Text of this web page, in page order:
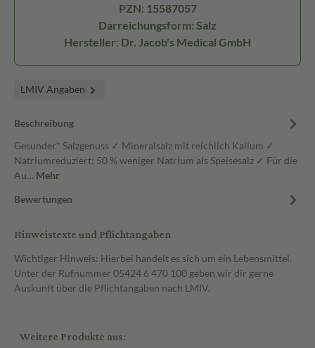
PZN: 15587057
Darreichungsform: Salz
Hersteller: Dr. Jacob's Medical GmbH
LMIV Angaben
Beschreibung
Gesunder* Salzgenuss ✓ Mineralsalz mit reichlich Kalium ✓
Natriumreduziert: 50 % weniger Natrium als Speisesalz ✓ Für die
Au… Mehr
Bewertungen
Hinweistexte und Pflichtangaben
Wichtiger Hinweis: Hierbei handelt es sich um ein Lebensmittel.
Unter der Rufnummer 05424 6 470 100 geben wir dir gerne
Auskunft über die Pflichtangaben nach LMIV.
Weitere Produkte aus: